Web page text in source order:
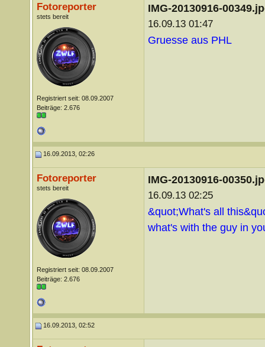
Fotoreporter
stets bereit
Registriert seit: 08.09.2007
Beiträge: 2.676
IMG-20130916-
16.09.13 01:47
Gruesse aus PHL
16.09.2013, 02:26
Fotoreporter
stets bereit
Registriert seit: 08.09.2007
Beiträge: 2.676
IMG-20130916-
16.09.13 02:25
&quot;What's all
what's with the guy in
16.09.2013, 02:52